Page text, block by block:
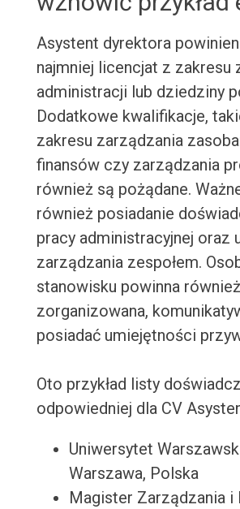
Asystent dyrektora
najmniej licencjat z zakresu
administracji lub dziedziny
Dodatkowe kwalifikacje,
zakresu zarządzania
finansów czy zarządzania
również są pożądane.
również posiadanie
pracy administracyjnej oraz
zarządzania zespołem.
stanowisku powinna
zorganizowana,
posiadać umiejętności
Oto przykład listy
odpowiedniej dla CV
Uniwersytet
Warszawa, Polska
Magister Zarządzania i